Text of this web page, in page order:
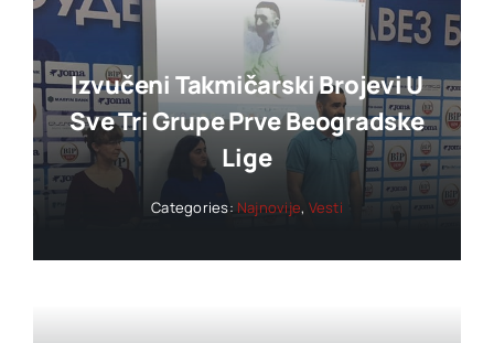
Izvučeni Takmičarski Brojevi U
Sve Tri Grupe Prve Beogradske
Lige
Categories: Najnovije, Vesti